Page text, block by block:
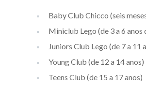
Baby Club Chicco (seis
Miniclub Lego (de 3 a 6 anos
Juniors Club Lego (de 7 a 11
Young Club (de 12 a 14 anos)
Teens Club (de 15 a 17 anos)